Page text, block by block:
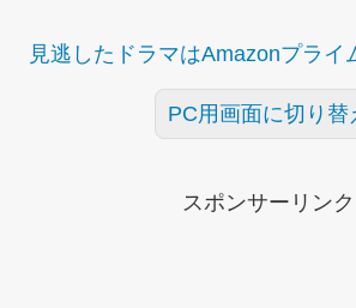
見逃したドラマはAmazonプライ
PC用画面に切り替
スポンサーリンク